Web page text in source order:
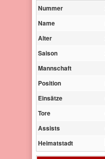
Nummer
Name
Alter
Saison
Mannschaft
Position
Einsätze
Tore
Assists
Heimatstadt